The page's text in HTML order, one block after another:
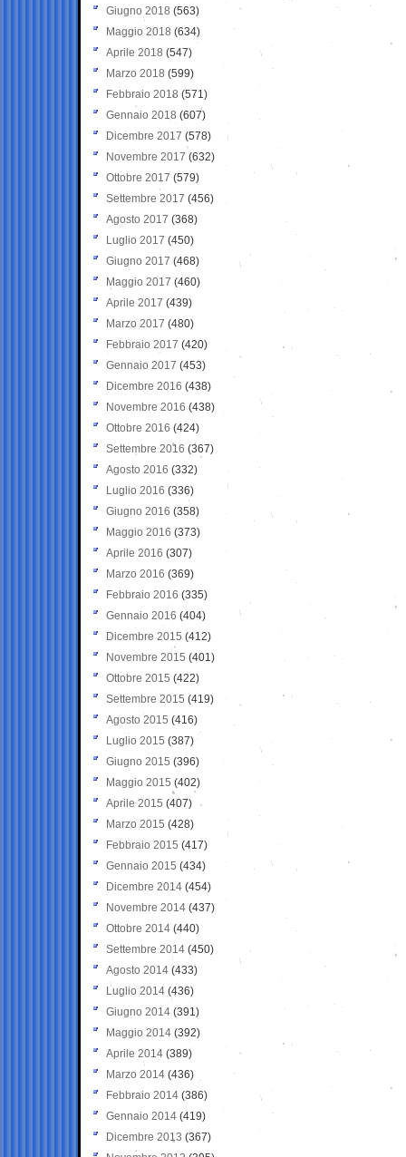
Giugno 2018 (563)
Maggio 2018 (634)
Aprile 2018 (547)
Marzo 2018 (599)
Febbraio 2018 (571)
Gennaio 2018 (607)
Dicembre 2017 (578)
Novembre 2017 (632)
Ottobre 2017 (579)
Settembre 2017 (456)
Agosto 2017 (368)
Luglio 2017 (450)
Giugno 2017 (468)
Maggio 2017 (460)
Aprile 2017 (439)
Marzo 2017 (480)
Febbraio 2017 (420)
Gennaio 2017 (453)
Dicembre 2016 (438)
Novembre 2016 (438)
Ottobre 2016 (424)
Settembre 2016 (367)
Agosto 2016 (332)
Luglio 2016 (336)
Giugno 2016 (358)
Maggio 2016 (373)
Aprile 2016 (307)
Marzo 2016 (369)
Febbraio 2016 (335)
Gennaio 2016 (404)
Dicembre 2015 (412)
Novembre 2015 (401)
Ottobre 2015 (422)
Settembre 2015 (419)
Agosto 2015 (416)
Luglio 2015 (387)
Giugno 2015 (396)
Maggio 2015 (402)
Aprile 2015 (407)
Marzo 2015 (428)
Febbraio 2015 (417)
Gennaio 2015 (434)
Dicembre 2014 (454)
Novembre 2014 (437)
Ottobre 2014 (440)
Settembre 2014 (450)
Agosto 2014 (433)
Luglio 2014 (436)
Giugno 2014 (391)
Maggio 2014 (392)
Aprile 2014 (389)
Marzo 2014 (436)
Febbraio 2014 (386)
Gennaio 2014 (419)
Dicembre 2013 (367)